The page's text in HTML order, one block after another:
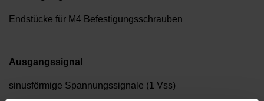
Endstücke für M4 Befestigungsschrauben
Ausgangssignal
sinusförmige Spannungssignale (1 Vss)